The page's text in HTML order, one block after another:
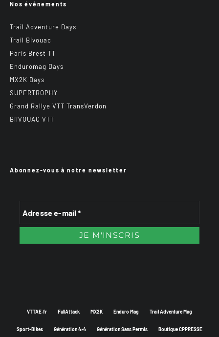
Nos événements
Trail Adventure Days
Trail Bivouac
Paris Brest TT
Enduromag Days
MX2K Days
SUPERTROPHY
Grand Rallye VTT TransVerdon
BiiVOUAC VTT
Abonnez-vous à notre newsletter
VTTAE.fr FullAttack MX2K Enduro Mag Trail Adventure Mag
Sport-Bikes Génération 4×4 Génération Sans Permis Boutique CPPRESSE